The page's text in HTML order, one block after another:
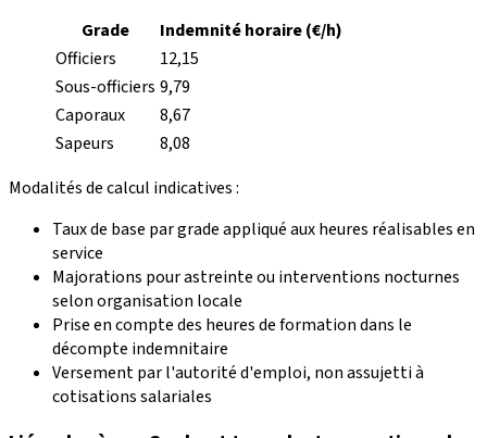
Grade
Indemnité horaire (€/h)
Officiers
12,15
Sous-officiers 9,79
Caporaux
8,67
Sapeurs
8,08
Modalités de calcul indicatives :
Taux de base par grade appliqué aux heures réalisables en
service
Majorations pour astreinte ou interventions nocturnes
selon organisation locale
Prise en compte des heures de formation dans le
décompte indemnitaire
Versement par l'autorité d'emploi, non assujetti à
cotisations salariales